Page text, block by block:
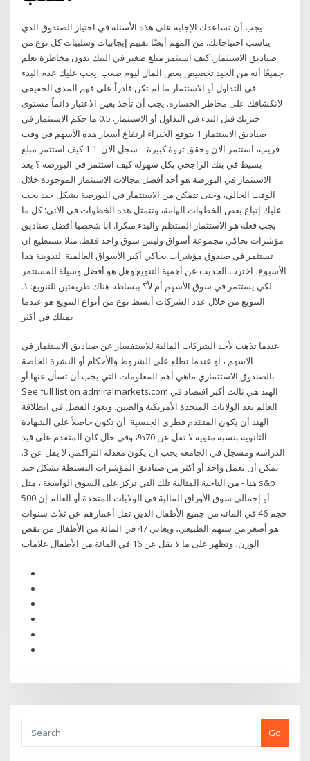
يجب أن تساعدك الإجابة على هذه الأسئلة في اختيار الصندوق الذي
يناسب احتياجاتك. من المهم أيضًا تقييم إيجابيات وسلبيات كل نوع من
صناديق الاستثمار. كيف استثمر مبلغ صغير في البنك بدون مخاطرة نعلم
جميعًا أنه من الجيد تخصيص بعض المال ليوم صعب. يجب عليك عدم البدء
في التداول أو الاستثمار ما لم تكن قادراً على فهم المدى الحقيقي
لانكشافك على مخاطر الخسارة. يجب أن تأخذ بعين الاعتبار دائماً مستوى
خبرتك قبل البدء في التداول أو الاستثمار. 0.5 ما حكم الاستثمار في
صناديق الاستثمار 1 يتوقع الخبراء ارتفاع أسعار هذه الأسهم في وقت
قريب، استثمر الآن وحقق ثروة كبيرة – سجل الآن. 1.1 كيف استثمر مبلغ
بسيط في بنك الراجحي بكل سهولة كيف استثمر في البورصة ؟ يعد
الاستثمار في البورصة هو أحد أفضل مجالات الاستثمار الموجودة خلال
الوقت الحالي، وحتى تتمكن من الاستثمار في البورصة بشكل جيد يجب
عليك إتباع بعض الخطوات الهامة، وتتمثل هذه الخطوات في الآتي: كل ما
يجب فعله هو الاستثمار المنتظم والبدء مبكرا. انا شخصيا أفضل صناديق
مؤشرات تحاكي مجموعة أسواق وليس سوق واحد فقط. مثلا تستطيع ان
تستثمر في صندوق مؤشرات يحاكي أكبر الأسواق العالمية. لتدوينة هذا
الأسبوع، اخترت الحديث عن أهمية التنويع وهل هو أفضل وسيلة للمستثمر
لكي يستثمر في سوق الأسهم أم لأ؟ ببساطة هناك طريقتين للتنويع: ١.
التنويع من خلال عدد الشركات أبسط نوع من أنواع التنويع هو عندما
تمتلك في أكثر
عندما تذهب لأحد الشركات المالية للاستفسار عن صناديق الاستثمار في
الاسهم ، او عندما تطلع على الشروط والأحكام أو النشرة الخاصة
بالصندوق الاستثماري ماهي أهم المعلومات التي يجب أن تسأل عنها أو
See full list on admiralmarkets.com الهند هي ثالث أكبر اقتصاد في
العالم بعد الولايات المتحدة الأمريكية والصين. ويعود الفضل في انطلاقة
الهند أن يكون المتقدم قطري الجنسية. أن تكون حاصلاً على الشهادة
الثانوية بنسبة مئوية لا تقل عن 70%، وفي حال كان المتقدم على قيد
الدراسة ومسجل في الجامعة يجب ان يكون معدلة التراكمي لا يقل عن 3.
يمكن أن يعمل واحد أو أكثر من صناديق المؤشرات البسيطة بشكل جيد
هنا - من الناحية المثالية تلك التي تركز على السوق الواسعة ، مثل s&p
500 أو إجمالي سوق الأوراق المالية في الولايات المتحدة أو العالم إن
حجم 46 في المائة من جميع الأطفال الذين تقل أعمارهم عن ثلاث سنوات
هو أصغر من ‏سنهم الطبيعي، ويعاني 47 في المائة من الأطفال من نقص
الوزن، وتظهر على ما لا يقل عن ‏‏16 في المائة من الأطفال علامات
Go